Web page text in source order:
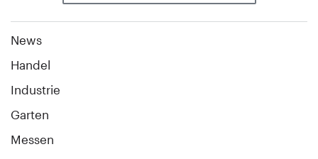
News
Handel
Industrie
Garten
Messen